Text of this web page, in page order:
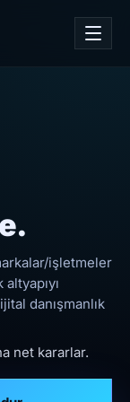
işletmeler
danışmanlık
net kararlar.